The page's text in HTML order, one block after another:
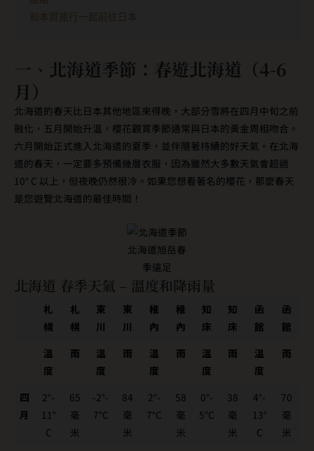
和本質旅行一起前往日本
一、 北海道季節：春遊北海道（4-6
月）
北海道的春天比日本其他地區來得晚，大部分雪將在四月中旬之前
融化，五月開始升溫，櫻花觀賞季節通常與日本的黃金周相吻合。
六月開始正式進入北海道的夏季，並伴隨著持續的好天氣。在北海
道的春天，一定要多預備幾層衣服，因為雖然大多數天氣會超過
10° C 以上，但夜晚仍然很冷。如果您想看著名的櫻花，那麼春天
是您遊覽北海道的最佳時間！
北海道旭岳春
季遠足
北海道 春季天氣 – 溫度和降雨量
札
幌
札
幌
東
川
東
川
稚
內
稚
內
知
床
知
床
函
館
函
館
溫
度
雨
溫
度
雨
溫
度
雨
溫
度
雨
溫
度
雨
四
月
2°-
11°
C
65
毫
米
-2°-
7°C
84
毫
米
2°-
7°C
58
毫
米
0°-
5°C
38
毫
米
4°-
13°
C
70
毫
米